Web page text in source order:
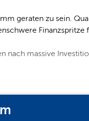
geraten zu sein.
nach massive